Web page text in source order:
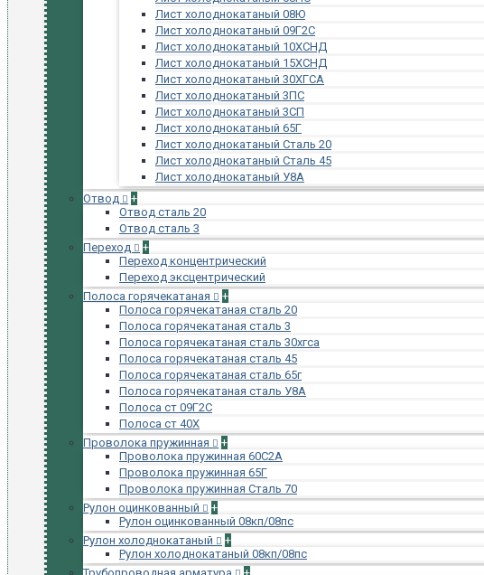
Лист холоднокатаный 08Ю
Лист холоднокатаный 09Г2С
Лист холоднокатаный 10ХСНД
Лист холоднокатаный 15ХСНД
Лист холоднокатаный 30ХГСА
Лист холоднокатаный 3ПС
Лист холоднокатаный 3СП
Лист холоднокатаный 65Г
Лист холоднокатаный Сталь 20
Лист холоднокатаный Сталь 45
Лист холоднокатаный У8А
Отвод
+
Отвод сталь 20
Отвод сталь 3
Переход
+
Переход концентрический
Переход эксцентрический
Полоса горячекатаная
+
Полоса горячекатаная сталь 20
Полоса горячекатаная сталь 3
Полоса горячекатаная сталь 30хгса
Полоса горячекатаная сталь 45
Полоса горячекатаная сталь 65г
Полоса горячекатаная сталь У8А
Полоса ст 09Г2С
Полоса ст 40Х
Проволока пружинная
+
Проволока пружинная 60С2А
Проволока пружинная 65Г
Проволока пружинная Сталь 70
Рулон оцинкованный
+
Рулон оцинкованный 08кп/08пс
Рулон холоднокатаный
+
Рулон холоднокатаный 08кп/08пс